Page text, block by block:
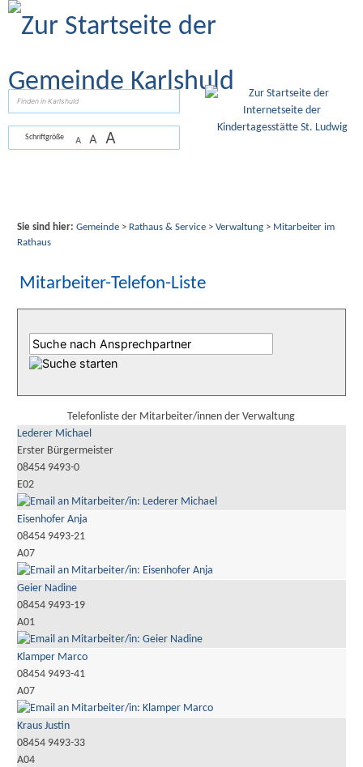
Zum Inhalt
Schriftgröße A A A
Sie sind hier: Gemeinde> Rathaus & Service> Verwaltung> Mitarbeiter im
Rathaus
Mitarbeiter-Telefon-Liste
Telefonliste der Mitarbeiter/innen der Verwaltung
Lederer Michael
Erster Bürgermeister
08454 9493-0
E02
Eisenhofer Anja
08454 9493-21
A07
Geier Nadine
08454 9493-19
A01
Klamper Marco
08454 9493-41
A07
Kraus Justin
08454 9493-33
A04